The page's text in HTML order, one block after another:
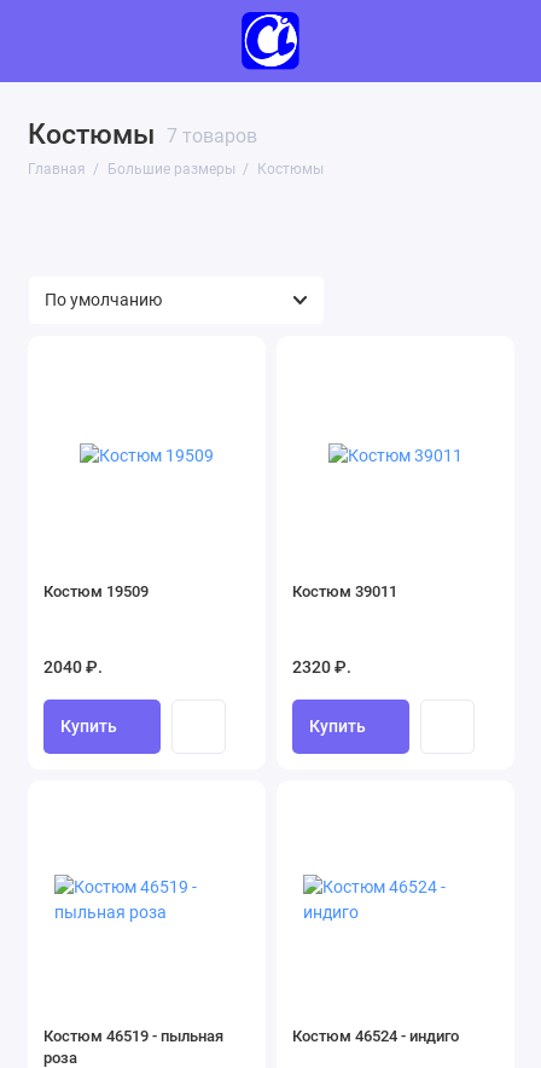
Костюмы 7 товаров
Главная Большие размеры Костюмы
Брюки, бриджи (11)
Пижамы (2)
Туники (18)
Костюм 19509
2040 ₽.
Купить
Костюм 39011
2320 ₽.
Купить
Костюм 46519 - пыльная
роза
Костюм 46524 - индиго